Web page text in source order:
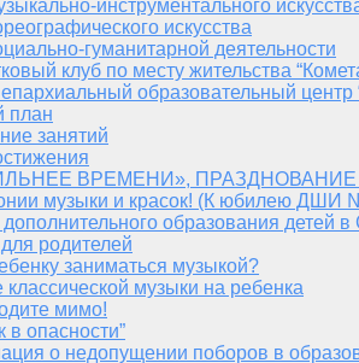
инструментального
искусства
гуманитарной деятельности
клуб по месту жительства
образовательный центр
план
занятий
ВРЕМЕНИ»,
музыки и красок! (К юбилею ДШИ
образования детей
родителей
заниматься музыкой?
классической музыки на ребенка
мимо!
в опасности”
о недопущении поборов в